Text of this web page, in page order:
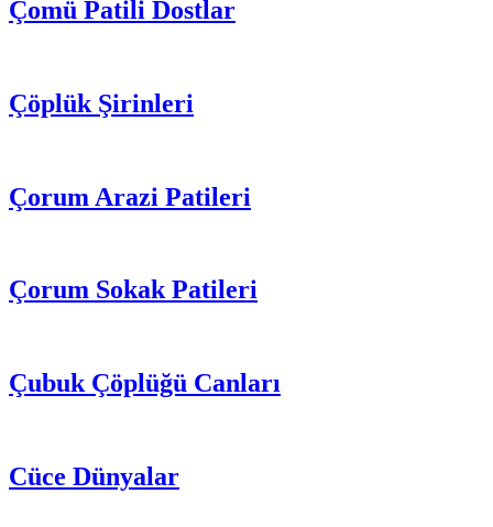
Çomü Patili Dostlar
Çöplük Şirinleri
Çorum Arazi Patileri
Çorum Sokak Patileri
Çubuk Çöplüğü Canları
Cüce Dünyalar